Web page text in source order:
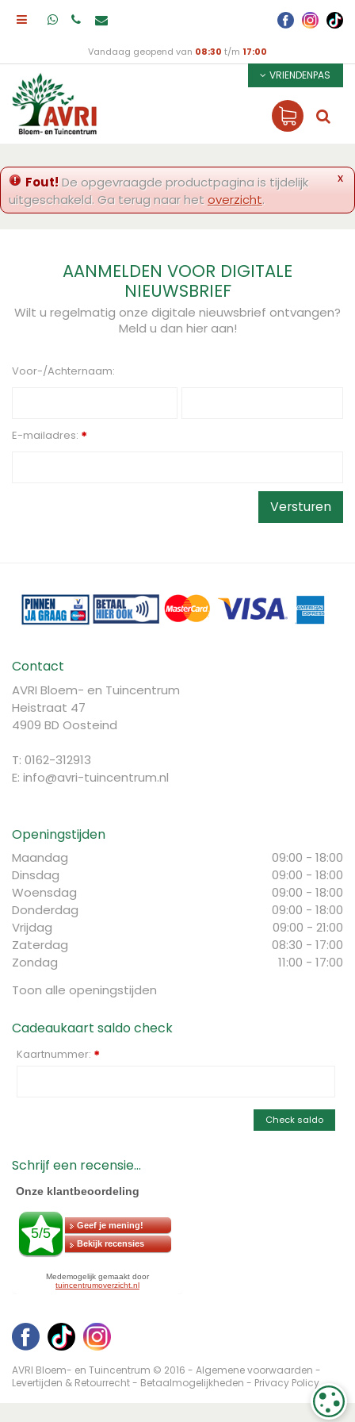
Vandaag geopend van 08:30 t/m 17:00
VRIENDENPAS
x
Fout!De opgevraagde productpagina is tijdelijk
uitgeschakeld. Ga terug naar hetoverzicht.
AANMELDEN VOOR DIGITALE
NIEUWSBRIEF
Wilt u regelmatig onze digitale nieuwsbrief ontvangen?
Meld u dan hier aan!
Voor-/Achternaam:
E-mailadres: *
Contact
AVRI Bloem- en Tuincentrum
Heistraat 47
4909 BD Oosteind
T: 0162-312913
E: info@avri-tuincentrum.nl
Openingstijden
Maandag
09:00 - 18:00
Dinsdag
09:00 - 18:00
Woensdag
09:00 - 18:00
Donderdag
09:00 - 18:00
Vrijdag
09:00 - 21:00
Zaterdag
08:30 - 17:00
Zondag
11:00 - 17:00
Toon alle openingstijden
Cadeaukaart saldo check
Kaartnummer: *
Check saldo
Schrijf een recensie...
AVRI Bloem- en Tuincentrum © 2016 - Algemene voorwaarden -
Levertijden & Retourrecht- Betaalmogelijkheden - Privacy Policy